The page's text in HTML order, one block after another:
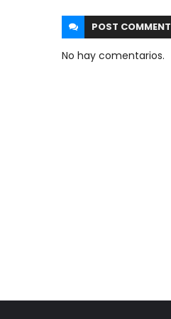
POST COMMENT
No hay comentarios.